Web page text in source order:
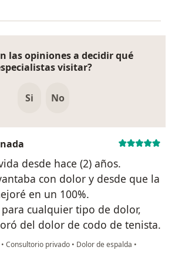
las opiniones a decidir qué
visitar?
Si No
desde hace (2) años.
con dolor y desde que la
en un 100%.
cualquier tipo de dolor,
del dolor de codo de tenista.
• Consultorio privado • Dolor de espalda •
eliminada